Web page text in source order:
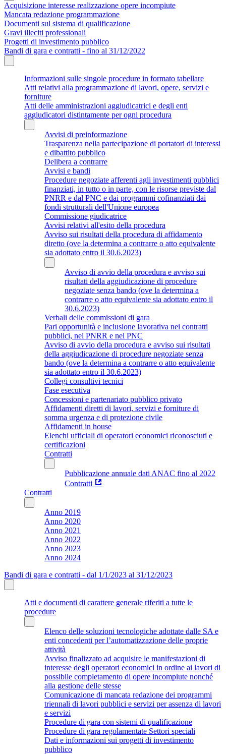
Acquisizione interesse realizzazione opere incompiute
Mancata redazione programmazione
Documenti sul sistema di qualificazione
Gravi illeciti professionali
Progetti di investimento pubblico
Bandi di gara e contratti - fino al 31/12/2022
Informazioni sulle singole procedure in formato tabellare
Atti relativi alla programmazione di lavori, opere, servizi e
forniture
Atti delle amministrazioni aggiudicatrici e degli enti
aggiudicatori distintamente per ogni procedura
Avvisi di preinformazione
Trasparenza nella partecipazione di portatori di interessi
e dibattito pubblico
Delibera a contrarre
Avvisi e bandi
Procedure negoziate afferenti agli investimenti pubblici
finanziati, in tutto o in parte, con le risorse previste dal
PNRR e dal PNC e dai programmi cofinanziati dai
fondi strutturali dell'Unione europea
Commissione giudicatrice
Avvisi relativi all'esito della procedura
Avviso sui risultati della procedura di affidamento
diretto (ove la determina a contrarre o atto equivalente
sia adottato entro il 30.6.2023)
Avviso di avvio della procedura e avviso sui
risultati della aggiudicazione di procedure
negoziate senza bando (ove la determina a
contrarre o atto equivalente sia adottato entro il
30.6.2023)
Verbali delle commissioni di gara
Pari opportunità e inclusione lavorativa nei contratti
pubblici, nel PNRR e nel PNC
Avviso di avvio della procedura e avviso sui risultati
della aggiudicazione di procedure negoziate senza
bando (ove la determina a contrarre o atto equivalente
sia adottato entro il 30.6.2023)
Collegi consultivi tecnici
Fase esecutiva
Concessioni e partenariato pubblico privato
Affidamenti diretti di lavori, servizi e forniture di
somma urgenza e di protezione civile
Affidamenti in house
Elenchi ufficiali di operatori economici riconosciuti e
certificazioni
Contratti
Pubblicazione annuale dati ANAC fino al 2022
Contratti
Contratti
Anno 2019
Anno 2020
Anno 2021
Anno 2022
Anno 2023
Anno 2024
Bandi di gara e contratti - dal 1/1/2023 al 31/12/2023
Atti e documenti di carattere generale riferiti a tutte le
procedure
Elenco delle soluzioni tecnologiche adottate dalle SA e
enti concedenti per l’automatizzazione delle proprie
attività
Avviso finalizzato ad acquisire le manifestazioni di
interesse degli operatori economici in ordine ai lavori di
possibile completamento di opere incompiute nonché
alla gestione delle stesse
Comunicazione di mancata redazione dei programmi
triennali di lavori pubblici e servizi per assenza di lavori
e servizi
Procedure di gara con sistemi di qualificazione
Procedure di gara regolamentate Settori speciali
Dati e informazioni sui progetti di investimento
pubblico